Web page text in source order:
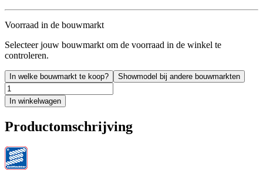
Voorraad in de bouwmarkt
Selecteer jouw bouwmarkt om de voorraad in de winkel te
controleren.
In welke bouwmarkt te koop? Showmodel bij andere bouwmarkten
In winkelwagen
Productomschrijving